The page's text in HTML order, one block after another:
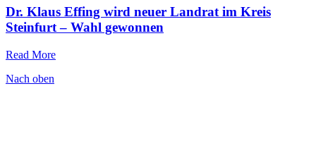
Dr. Klaus Effing wird neuer Landrat im Kreis
Steinfurt – Wahl gewonnen
Read More
Nach oben